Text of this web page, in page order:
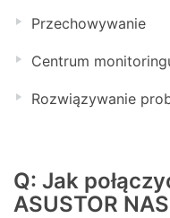
Przechowywanie
Centrum
Rozwiązywanie
Q: Jak
ASUSTOR